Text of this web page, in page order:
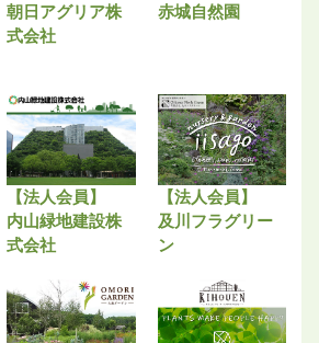
朝日アグリア株
式会社
赤城自然園
【法人会員】
内山緑地建設株
式会社
【法人会員】
及川フラグリー
ン